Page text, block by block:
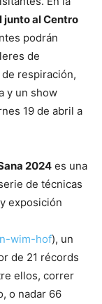
junto al Centro
podrán
de
respiración,
y un show
19 de abril a
2024 es una
de técnicas
exposición
wim-hof), un
de 21 récords
ellos, correr
o nadar 66